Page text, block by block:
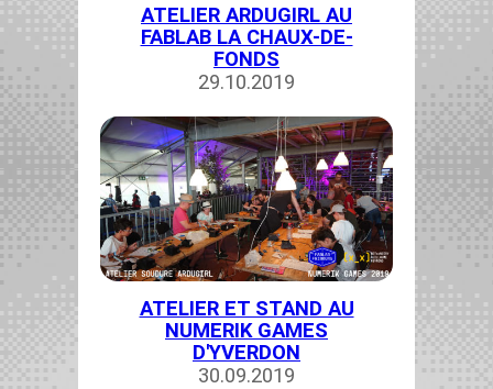
ATELIER ARDUGIRL AU
FABLAB LA CHAUX-DE-
FONDS
29.10.2019
ATELIER ET STAND AU
NUMERIK GAMES
D'YVERDON
30.09.2019